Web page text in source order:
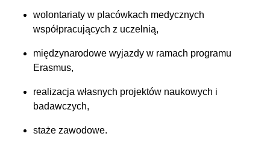
wolontariaty w placówkach medycznych
współpracujących z uczelnią,
międzynarodowe wyjazdy w ramach programu
Erasmus,
realizacja własnych projektów naukowych i
badawczych,
staże zawodowe.